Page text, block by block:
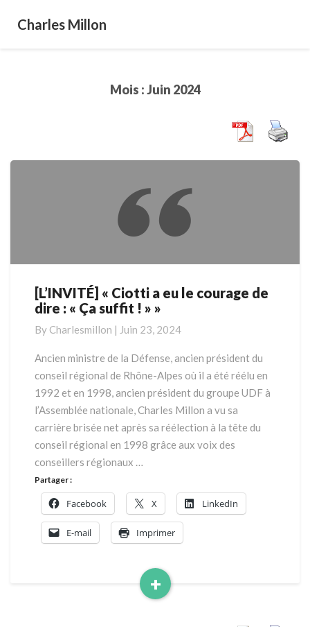
Charles Millon
Mois :Juin 2024
[L’INVITÉ]
«
a
eu
courage
de
dire
:
« Ça
suffit
! »
[L’INVITÉ] « Ciotti a eu le courage de
dire : « Ça suffit ! » »
By Charlesmillon | Juin 23, 2024
Ancien ministre de la Défense, ancien président du
conseil régional de Rhône-Alpes où il a été réélu en
1992 et en 1998, ancien président du groupe UDF à
l’Assemblée nationale, Charles Millon a vu sa
carrière brisée net après sa réélection à la tête du
conseil régional en 1998 grâce aux voix des
conseillers régionaux …
+
Read
Partager :
Facebook X LinkedIn
E-mail Imprimer